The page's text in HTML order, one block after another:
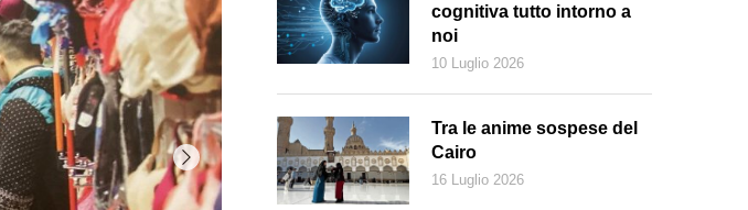
cognitiva tutto intorno a
noi
10 Luglio 2026
Tra le anime sospese del
Cairo
16 Luglio 2026